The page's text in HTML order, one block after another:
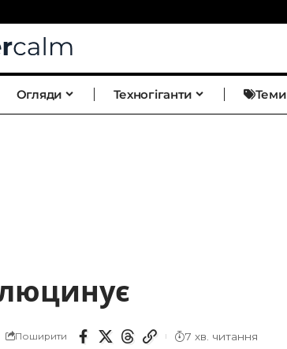
Огляди Техногіганти Теми
Поширити 7 хв. читання